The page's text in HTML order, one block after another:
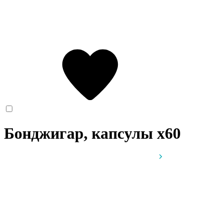
Бонджигар, капсулы x60